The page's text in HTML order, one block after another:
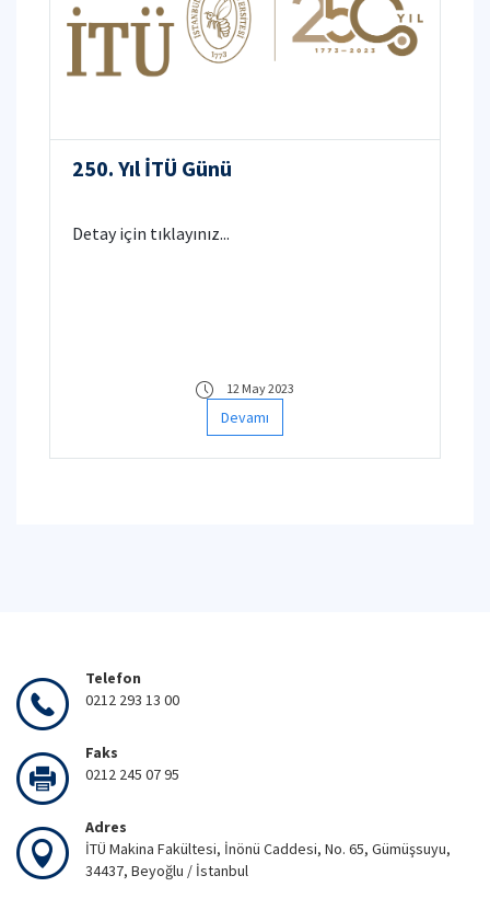
250. Yıl İTÜ Günü
Detay için tıklayınız...
12 May 2023
Devamı
Telefon
0212 293 13 00
Faks
0212 245 07 95
Adres
İTÜ Makina Fakültesi, İnönü Caddesi, No. 65, Gümüşsuyu,
34437, Beyoğlu / İstanbul